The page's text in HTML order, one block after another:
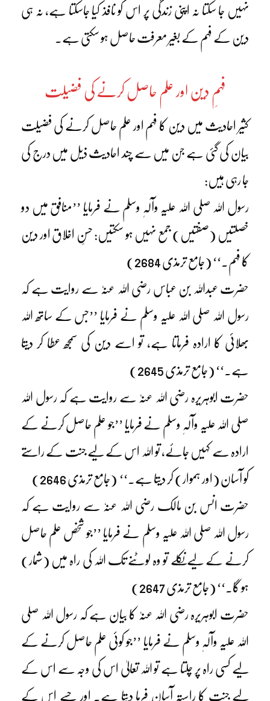
نہیں جا سکتا نہ اپنی زندگی پر اس کو نافذ کیا جاسکتا ہے، نہ ہی
دین کے فہم کے بغیر معرفت حاصل ہو سکتی ہے۔
فہمِ دین اور علم حاصل کرنے کی فضیلت
کثیر احادیث میں دین کا فہم اور علم حاصل کرنے کی فضیلت
بیان کی گئی ہے جن میں سے چند احادیث ذیل میں درج کی
جا رہی ہیں:
رسول اللہ صلی اللہ علیہ وآلہٖ وسلم نے فرمایا ’’منافق میں دو
خصلتیں (صفتیں) جمع نہیں ہو سکتیں: حسنِ اخلاق اور دین
کا فہم۔‘‘ (جامع ترمذی 2684)
حضرت عبداللہ بن عباس رضی اللہ عنہٗ سے روایت ہے کہ
رسول اللہ صلی اللہ علیہ وسلم نے فرمایا ’’جس کے ساتھ اللہ
بھلائی کا ارادہ فرماتا ہے، تو اسے دین کی سمجھ عطا کر دیتا
ہے۔‘‘ (جامع ترمذی 2645)
حضرت ابوہریرہ رضی اللہ عنہٗ سے روایت ہے کہ رسول اللہ
صلی اللہ علیہ وآلہٖ وسلم نے فرمایا ’’جو علم حاصل کرنے کے
ارادہ سے کہیں جائے، تو اللہ اس کے لیے جنت کے راستے
کو آسان (اور ہموار) کر دیتا ہے۔‘‘ (جامع ترمذی 2646)
حضرت انس بن مالک رضی اللہ عنہٗ سے روایت ہے کہ
رسول اللہ صلی اللہ علیہ وسلم نے فرمایا ’’جو شخص علم حاصل
کرنے کے لیے نکلے تو وہ لوٹنے تک اللہ کی راہ میں (شمار)
ہو گا۔‘‘ (جامع ترمذی 2647)
حضرت ابوہریرہ رضی اللہ عنہٗ کا بیان ہے کہ رسول اللہ صلی
اللہ علیہ وآلہٖ وسلم نے فرمایا ’’جو کوئی علم حاصل کرنے کے
لیے کسی راہ پر چلتا ہے تو اللہ تعالیٰ اس کی وجہ سے اس کے
لیے جنت کا راستہ آسان فرما دیتا ہے۔ اور جسے اس کے